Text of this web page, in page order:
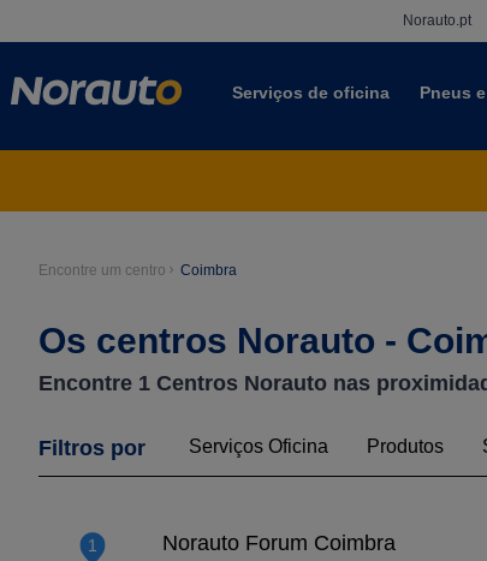
Norauto.pt
Serviços de oficina Pneus
Encontre um centro Coimbra
Os centros Norauto -
Encontre 1 Centros Norauto nas
Filtros por Serviços Oficina Produtos
1 Norauto Forum Coimbra